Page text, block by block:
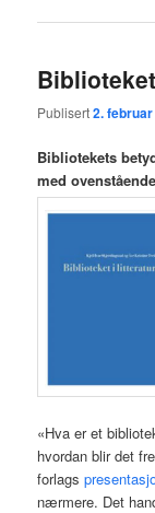
Publisert2.
Bibliotekets
med
«Hva er et
hvordan blir det
forlags
nærmere. Det